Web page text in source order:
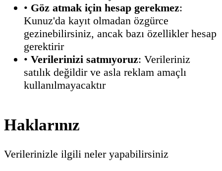
• Göz atmak için hesap gerekmez:
Kunuz'da kayıt olmadan özgürce
gezinebilirsiniz, ancak bazı özellikler hesap
gerektirir
• Verilerinizi satmıyoruz: Verileriniz
satılık değildir ve asla reklam amaçlı
kullanılmayacaktır
Haklarınız
Verilerinizle ilgili neler yapabilirsiniz